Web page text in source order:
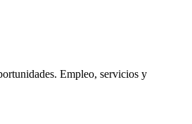
Empleo, servicios y